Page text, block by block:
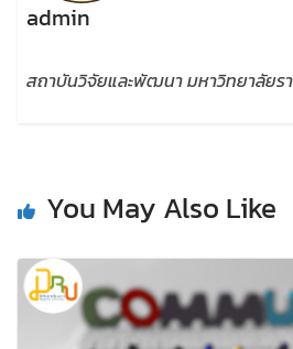
admin
สถาบันวิจัยและพัฒนา มหาวิทยาลัยร
You May Also Like